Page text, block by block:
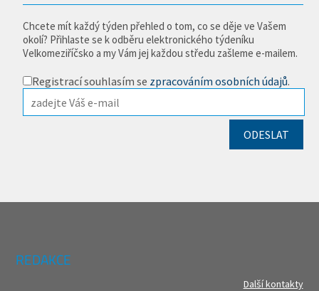
Chcete mít každý týden přehled o tom, co se děje ve Vašem
okolí? Přihlaste se k odběru elektronického týdeníku
Velkomeziříčsko a my Vám jej každou středu zašleme e-mailem.
Registrací souhlasím se zpracováním osobních údajů.
REDAKCE
Další kontakty